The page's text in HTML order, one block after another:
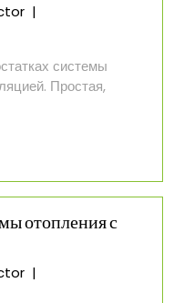
Система
естественной
циркуляцией
|
системы
Простая,
отопления с
Мой
|